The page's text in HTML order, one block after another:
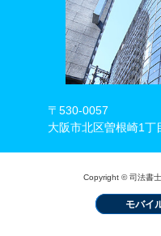
〒530-0057
大阪市北区曽根崎1
Copyright © 司法書
モバイ